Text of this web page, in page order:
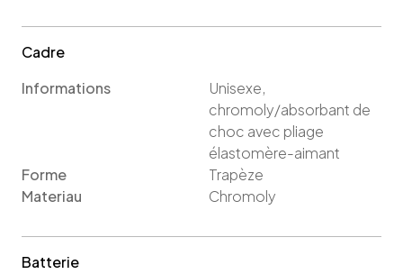
Cadre
Informations
Unisexe,
chromoly/absorbant de
choc avec pliage
élastomère-aimant
Forme
Trapèze
Materiau
Chromoly
Batterie